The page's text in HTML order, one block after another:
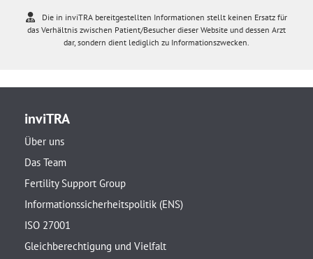
Die in inviTRA bereitgestellten Informationen stellt keinen Ersatz für
das Verhältnis zwischen Patient/Besucher dieser Website und dessen Arzt
dar, sondern dient lediglich zu Informationszwecken.
inviTRA
Über uns
Das Team
Fertility Support Group
Informationssicherheitspolitik (ENS)
ISO 27001
Gleichberechtigung und Vielfalt